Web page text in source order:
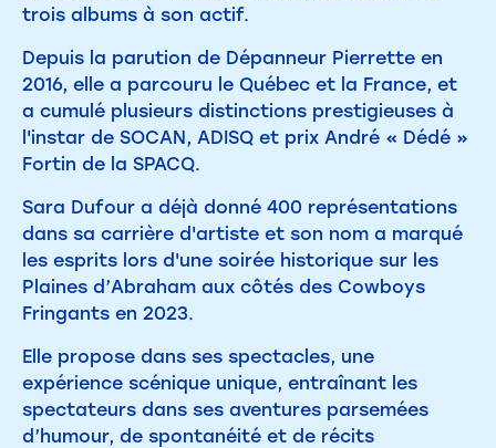
trois albums à son actif.
Depuis la parution de Dépanneur Pierrette en
2016, elle a parcouru le Québec et la France, et
a cumulé plusieurs distinctions prestigieuses à
l'instar de SOCAN, ADISQ et prix André « Dédé »
Fortin de la SPACQ.
Sara Dufour a déjà donné 400 représentations
dans sa carrière d'artiste et son nom a marqué
les esprits lors d'une soirée historique sur les
Plaines d’Abraham aux côtés des Cowboys
Fringants en 2023.
Elle propose dans ses spectacles, une
expérience scénique unique, entraînant les
spectateurs dans ses aventures parsemées
d’humour, de spontanéité et de récits